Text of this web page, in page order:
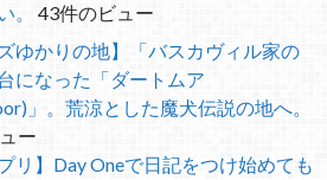
。
43件のビュー
ズゆかりの地】「バスカヴィル家の
になった「ダートムア
」。荒涼とした魔犬伝説の地へ。
ー
リ】Day Oneで日記をつけ始めても